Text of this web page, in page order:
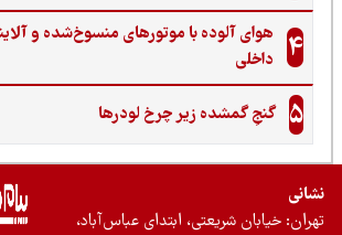
هوای آلوده با موتورهای منسوخ‌شده و آلاینده
داخلی
گنجِ گمشده زیر چرخ لودرها
خیابان شریعتی، ابتدای عباس‌آباد،